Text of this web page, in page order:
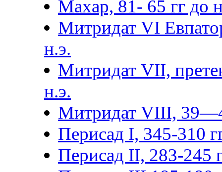
Махар, 81- 65 гг до
Митридат VI
н.э.
Митридат VII,
н.э.
Митридат VIII,
Перисад I, 345-310
Перисад II, 283-245